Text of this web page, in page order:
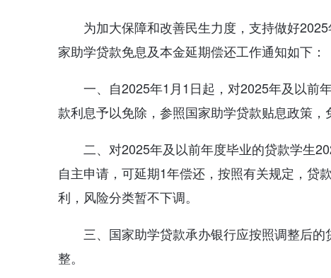
为加大保障和改善民生力度，支持做好
家助学贷款免息及本金延期偿还工作通知如下：
一、自2025年1月1日起，对2025年及以前
款利息予以免除，参照国家助学贷款贴息政策，
二、对2025年及以前年度毕业的贷款学生
自主申请，可延期1年偿还，按照有关规定，贷
利，风险分类暂不下调。
三、国家助学贷款承办银行应按照调整后
整。